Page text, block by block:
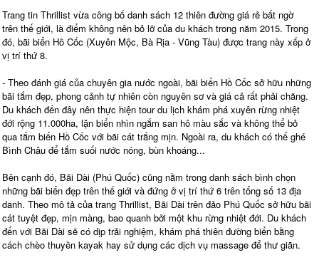
Trang tin Thrillist vừa công bố danh sách 12 thiên đường giá rẻ bất ngờ
trên thế giới, là điểm không nên bỏ lỡ của du khách trong năm 2015. Trong
đó, bãi biển Hồ Cốc (Xuyên Mộc, Bà Rịa - Vũng Tàu) được trang này xếp ở
vị trí thứ 8.
- Theo đánh giá của chuyên gia nước ngoài, bãi biển Hồ Cốc sở hữu những
bãi tắm đẹp, phong cảnh tự nhiên còn nguyên sơ và giá cả rất phải chăng.
Du khách đến đây nên thực hiện tour du lịch khám phá xuyên rừng nhiệt
đới rộng 11.000ha, lặn biển nhìn ngắm san hô màu sắc và không thể bỏ
qua tắm biển Hồ Cốc với bãi cát trắng mịn. Ngoài ra, du khách có thể ghé
Bình Châu để tắm suối nước nóng, bùn khoáng...
Bên cạnh đó, Bãi Dài (Phú Quốc) cũng nằm trong danh sách bình chọn
những bãi biển đẹp trên thế giới và đứng ở vị trí thứ 6 trên tổng số 13 địa
danh. Theo mô tả của trang Thrillist, Bãi Dài trên đảo Phú Quốc sở hữu bãi
cát tuyệt đẹp, mịn màng, bao quanh bởi một khu rừng nhiệt đới. Du khách
đến với Bãi Dài sẽ có dịp trải nghiệm, khám phá thiên đường biển bằng
cách chèo thuyền kayak hay sử dụng các dịch vụ massage để thư giãn.